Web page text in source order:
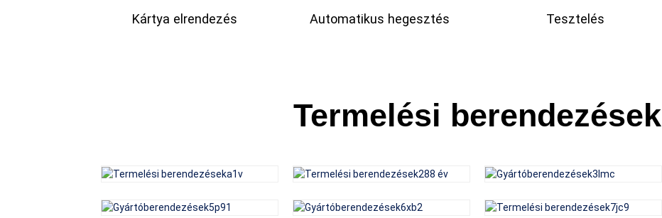
Kártya elrendezés Automatikus hegesztés Tesztelés
Termelési berendezések